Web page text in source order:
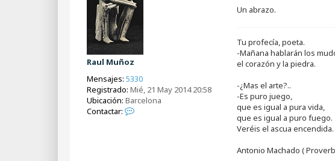
Raul Muñoz
Mensajes: 5330
Registrado: Mié, 21 May 2014 20:58
Ubicación: Barcelona
Contactar:
e
s
l
e
e
r
Un abrazo.
Tu profecía, poeta.
-Mañana hablarán los
el corazón y la piedra.
-¿Mas el arte?..
-Es puro juego,
que es igual a pura vida,
que es igual a puro fuego.
Veréis el ascua encendida.
Antonio Machado (